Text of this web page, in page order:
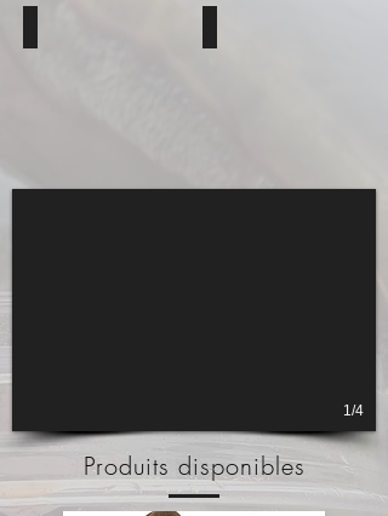
1/4
Produits disponibles